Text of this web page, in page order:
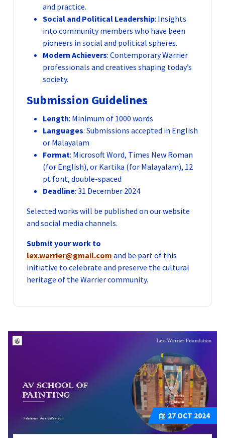
and practice.
Social and Political Leadership: Insights
into community members who have been
pioneers in social and political spheres.
Modern Achievers: Contemporary Warrier
professionals and creatives shaping today’s
society.
Submission Guidelines
Length: Minimum of 1000 words
Languages: Submissions accepted in English
or Malayalam
Format: Microsoft Word, Times New Roman
(for English), or Kartika (for Malayalam), 12
pt font, double-spaced
Deadline: 31 December 2024
Selected works will be published on our website
and social media channels.
Submit your work to
lex.warrier@gmail.com and be part of this
initiative to celebrate and preserve the cultural
heritage of the Warrier community.
27 OCT 2024